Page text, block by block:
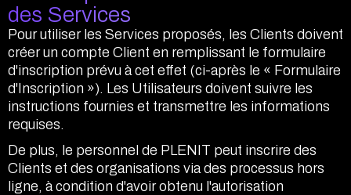
des Services
Pour utiliser les Services proposés, les Clients doivent
créer un compte Client en remplissant le formulaire
d'inscription prévu à cet effet (ci-après le « Formulaire
d'Inscription »). Les Utilisateurs doivent suivre les
instructions fournies et transmettre les informations
requises.
De plus, le personnel de PLENIT peut inscrire des
Clients et des organisations via des processus hors
ligne, à condition d'avoir obtenu l'autorisation